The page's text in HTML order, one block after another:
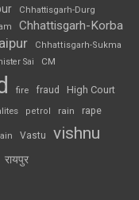
Chhattisgarh-Durg
Chhattisgarh-Korba
Chhattisgarh-Sukma
Sai CM
fire fraud High Court
petrol rain rape
Vastu vishnu
रायपुर